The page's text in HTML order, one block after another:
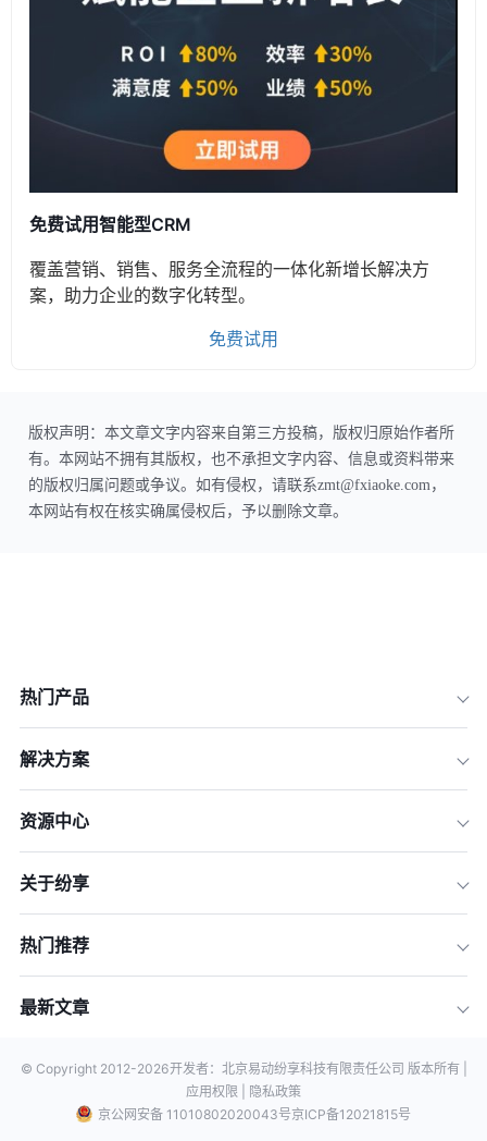
免费试用智能型CRM
覆盖营销、销售、服务全流程的一体化新增长解决方
案，助力企业的数字化转型。
免费试用
版权声明：本文章文字内容来自第三方投稿，版权归原始作者所
有。本网站不拥有其版权，也不承担文字内容、信息或资料带来
的版权归属问题或争议。如有侵权，请联系zmt@fxiaoke.com，
本网站有权在核实确属侵权后，予以删除文章。
热门产品
解决方案
资源中心
关于纷享
热门推荐
最新文章
© Copyright 2012-2026开发者：北京易动纷享科技有限责任公司 版本所有 |
应用权限 |
隐私政策
京公网安备 11010802020043号京ICP备12021815号